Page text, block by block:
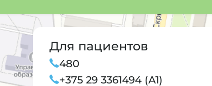
Для пациентов
480
+375 29 3361494 (А1)